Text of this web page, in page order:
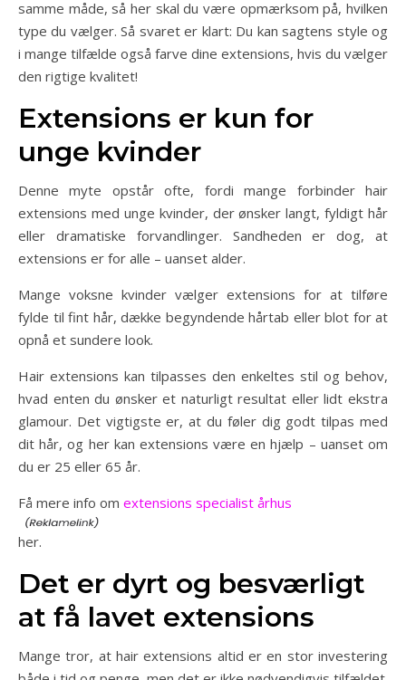
samme måde, så her skal du være opmærksom på, hvilken
type du vælger. Så svaret er klart: Du kan sagtens style og
i mange tilfælde også farve dine extensions, hvis du vælger
den rigtige kvalitet!
Extensions er kun for
unge kvinder
Denne myte opstår ofte, fordi mange forbinder hair
extensions med unge kvinder, der ønsker langt, fyldigt hår
eller dramatiske forvandlinger. Sandheden er dog, at
extensions er for alle – uanset alder.
Mange voksne kvinder vælger extensions for at tilføre
fylde til fint hår, dække begyndende hårtab eller blot for at
opnå et sundere look.
Hair extensions kan tilpasses den enkeltes stil og behov,
hvad enten du ønsker et naturligt resultat eller lidt ekstra
glamour. Det vigtigste er, at du føler dig godt tilpas med
dit hår, og her kan extensions være en hjælp – uanset om
du er 25 eller 65 år.
Få mere info om extensions specialist århus
her.
Det er dyrt og besværligt
at få lavet extensions
Mange tror, at hair extensions altid er en stor investering